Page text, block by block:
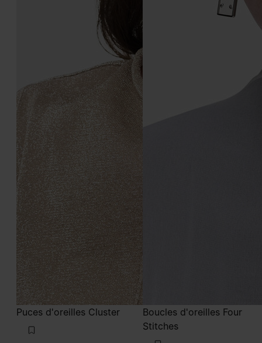
Puces d'oreilles Cluster
Boucles d'oreilles Four
Stitches